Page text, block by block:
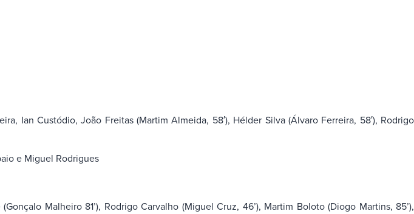
Ian Custódio, João Freitas (Martim Almeida, 58′), Hélder Silva (Álvaro Ferreira, 58′), Rodrigo
e Miguel Rodrigues
Malheiro 81’), Rodrigo Carvalho (Miguel Cruz, 46’), Martim Boloto (Diogo Martins, 85’),